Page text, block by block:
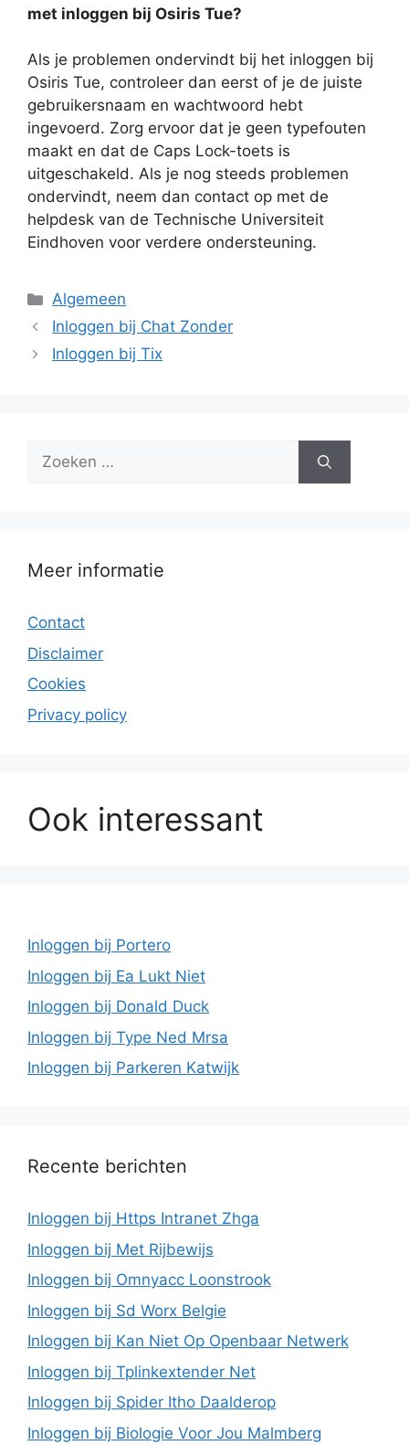
met inloggen bij Osiris Tue?
Als je problemen ondervindt bij het inloggen bij
Osiris Tue, controleer dan eerst of je de juiste
gebruikersnaam en wachtwoord hebt
ingevoerd. Zorg ervoor dat je geen typefouten
maakt en dat de Caps Lock-toets is
uitgeschakeld. Als je nog steeds problemen
ondervindt, neem dan contact op met de
helpdesk van de Technische Universiteit
Eindhoven voor verdere ondersteuning.
Categorieën
Algemeen
Inloggen bij Chat Zonder
Inloggen bij Tix
Zoek
Meer informatie
Contact
Disclaimer
Cookies
Privacy policy
Ook interessant
Inloggen bij Portero
Inloggen bij Ea Lukt Niet
Inloggen bij Donald Duck
Inloggen bij Type Ned Mrsa
Inloggen bij Parkeren Katwijk
Recente berichten
Inloggen bij Https Intranet Zhga
Inloggen bij Met Rijbewijs
Inloggen bij Omnyacc Loonstrook
Inloggen bij Sd Worx Belgie
Inloggen bij Kan Niet Op Openbaar Netwerk
Inloggen bij Tplinkextender Net
Inloggen bij Spider Itho Daalderop
Inloggen bij Biologie Voor Jou Malmberg